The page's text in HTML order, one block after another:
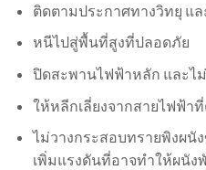
ติดตามประกาศทางวิทยุ แ
หนีไปสู่พื้นที่สูงที่ปลอดภัย
ปิดสะพานไฟฟ้าหลัก และไ
ให้หลีกเลี่ยงจากสายไฟฟ้า
ไม่วางกระสอบทรายพิงผนั
เพิ่มแรงดันที่อาจทำให้ผนัง